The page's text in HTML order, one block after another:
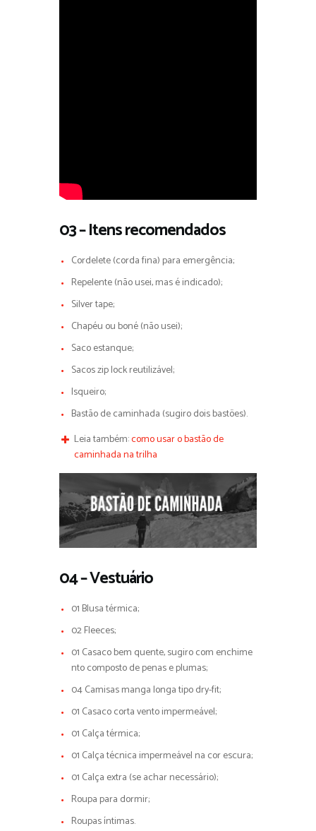
03 – Itens recomendados
Cordelete (corda fina) para emergência;
Repelente (não usei, mas é indicado);
Silver tape;
Chapéu ou boné (não usei);
Saco estanque;
Sacos zip lock reutilizável;
Isqueiro;
Bastão de caminhada (sugiro dois bastões).
Leia também:como usar o bastão de
caminhada na trilha
04 – Vestuário
01 Blusa térmica;
02 Fleeces;
01 Casaco bem quente, sugiro com enchime
nto composto de penas e plumas;
04 Camisas manga longa tipo dry-fit;
01 Casaco corta vento impermeável;
01 Calça térmica;
01 Calça técnica impermeável na cor escura;
01 Calça extra (se achar necessário);
Roupa para dormir;
Roupas íntimas.